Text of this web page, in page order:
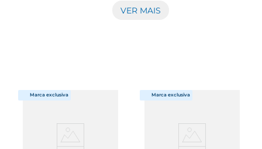
oferecendo uma experiência equilibrada a cada
Pão Francês Swift possui leveza que agrada
diversos paladares, facilitando a criação de
casa, no trabalho ou em momentos de lazer.
VER MAIS